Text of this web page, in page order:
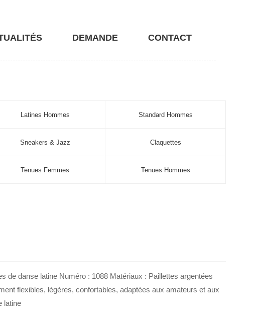
DEMANDE CONTACT
Latines Hommes Standard Hommes
Sneakers & Jazz Claquettes
Tenues Femmes Tenues Hommes
de danse latine Numéro : 1088 Matériaux : Paillettes argentées
flexibles, légères, confortables, adaptées aux amateurs et aux
latine